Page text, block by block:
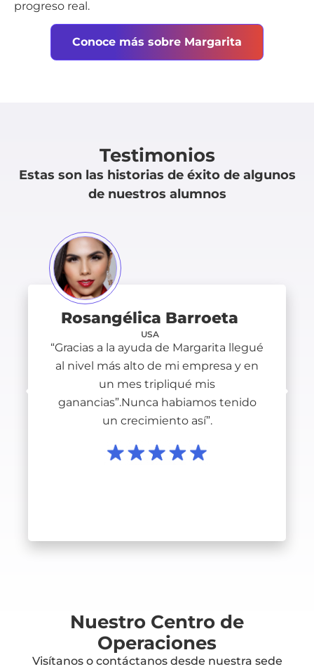
progreso real.
Conoce más sobre Margarita
Testimonios
Estas son las historias de éxito de algunos
de nuestros alumnos
Rosangélica Barroeta
USA
“Gracias a la ayuda de Margarita llegué
al nivel más alto de mi empresa y en
un mes tripliqué mis
ganancias”.Nunca habiamos tenido
un crecimiento así”.
Nuestro Centro de
Operaciones
Visítanos o contáctanos desde nuestra sede